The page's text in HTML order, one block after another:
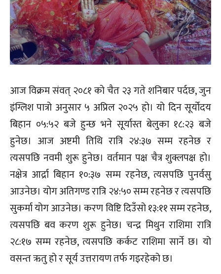
आज विक्रम संवत् २०८१ को चैत २३ गते शनिबार पर्दछ, जुन
इंग्लिश पात्रो अनुसार ५ अप्रिल २०२५ हो। यो दिन सूर्योदय
बिहान ०५:५२ बजे हुन्छ भने सूर्यास्त बेलुका १८:२३ बजे
हुनेछ। आज अष्टमी तिथि रात्रि २४:३७ सम्म रहनेछ र
त्यसपछि नवमी शुरू हुनेछ। वर्तमान पक्ष चैत्र शुक्लपक्ष हो।
नक्षेत्र आर्द्रा बिहान १०:३७ सम्म रहनेछ, त्यसपछि पुनर्वसु
आउनेछ। योग अतिगण्ड रात्रि २४:५० सम्म रहनेछ र त्यसपछि
सुकर्मा योग आउनेछ। करण विष्टि दिउँसो १३:११ सम्म रहनेछ,
त्यसपछि बव करण शुरू हुनेछ। चन्द्र मिथुन राशिमा रात्रि
२८:१७ सम्म रहनेछ, त्यसपछि कर्कट राशिमा सार्ने छ। यो
वसन्त ऋतु हो र सूर्य उत्तरायण तर्फ गइरहेको छ।